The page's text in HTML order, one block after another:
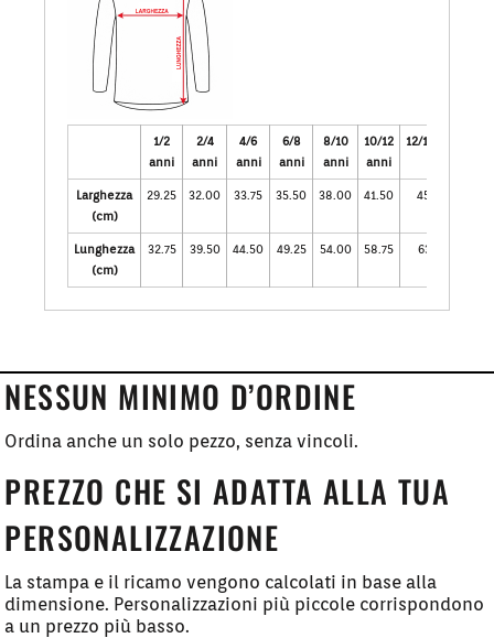
1/2
anni
2/4
anni
4/6
anni
6/8
anni
8/10
anni
10/12
anni
12/14anni
Larghezza
(cm)
29.25 32.00 33.75 35.50 38.00 41.50 45.00
Lunghezza
(cm)
32.75 39.50 44.50 49.25 54.00 58.75 63.50
NESSUN MINIMO D’ORDINE
Ordina anche un solo pezzo, senza vincoli.
PREZZO CHE SI ADATTA ALLA TUA
PERSONALIZZAZIONE
La stampa e il ricamo vengono calcolati in base alla
dimensione. Personalizzazioni più piccole corrispondono
a un prezzo più basso.